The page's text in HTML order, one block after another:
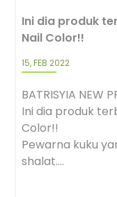
Ini dia produk
Nail Color!!
15, FEB 2022
BATRISYIA NEW
Ini dia produk
Color!!
Pewarna kuku
shalat....